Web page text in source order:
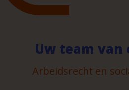
Uw team van
Arbeidsrecht en